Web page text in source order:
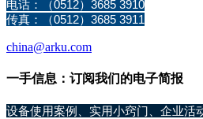
电话：（0512）3685 3910
传真：（0512）3685 3911
china@arku.com
一手信息：订阅我们的电子简报
设备使用案例、实用小窍门、企业活